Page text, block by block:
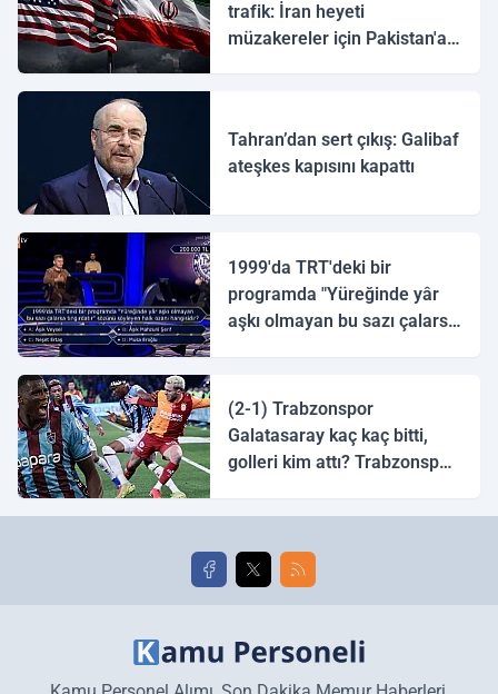
trafik: İran heyeti
müzakereler için Pakistan'a
Tahran’dan sert çıkış: Galibaf
ateşkes kapısını kapattı
1999'da TRT'deki bir
programda "Yüreğinde yâr
aşkı olmayan bu sazı çalarsa
(2-1) Trabzonspor
Galatasaray kaç kaç bitti,
golleri kim attı? Trabzonspor
golleri!